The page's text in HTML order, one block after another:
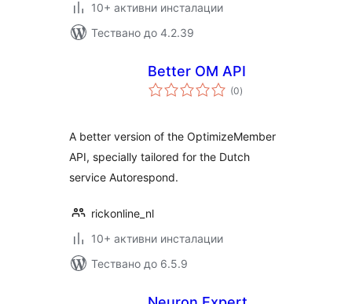
10+ активни инсталации
Тествано до 4.2.39
Better OM API
(0общо
оценки
)
A better version of the OptimizeMember
API, specially tailored for the Dutch
service Autorespond.
rickonline_nl
10+ активни инсталации
Тествано до 6.5.9